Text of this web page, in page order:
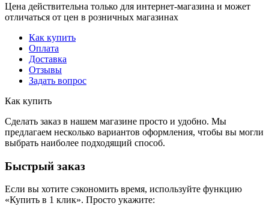
Цена действительна только для интернет-магазина и может
отличаться от цен в розничных магазинах
Как купить
Оплата
Доставка
Отзывы
Задать вопрос
Как купить
Сделать заказ в нашем магазине просто и удобно. Мы
предлагаем несколько вариантов оформления, чтобы вы могли
выбрать наиболее подходящий способ.
Быстрый заказ
Если вы хотите сэкономить время, используйте функцию
«Купить в 1 клик». Просто укажите: